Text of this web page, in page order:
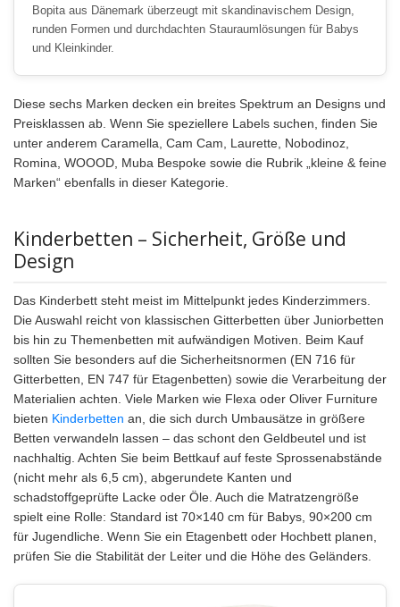
Bopita aus Dänemark überzeugt mit skandinavischem Design,
runden Formen und durchdachten Stauraumlösungen für Babys
und Kleinkinder.
Diese sechs Marken decken ein breites Spektrum an Designs und
Preisklassen ab. Wenn Sie speziellere Labels suchen, finden Sie
unter anderem Caramella, Cam Cam, Laurette, Nobodinoz,
Romina, WOOOD, Muba Bespoke sowie die Rubrik „kleine & feine
Marken“ ebenfalls in dieser Kategorie.
Kinderbetten – Sicherheit, Größe und
Design
Das Kinderbett steht meist im Mittelpunkt jedes Kinderzimmers.
Die Auswahl reicht von klassischen Gitterbetten über Juniorbetten
bis hin zu Themenbetten mit aufwändigen Motiven. Beim Kauf
sollten Sie besonders auf die Sicherheitsnormen (EN 716 für
Gitterbetten, EN 747 für Etagenbetten) sowie die Verarbeitung der
Materialien achten. Viele Marken wie Flexa oder Oliver Furniture
bieten Kinderbetten an, die sich durch Umbausätze in größere
Betten verwandeln lassen – das schont den Geldbeutel und ist
nachhaltig. Achten Sie beim Bettkauf auf feste Sprossenabstände
(nicht mehr als 6,5 cm), abgerundete Kanten und
schadstoffgeprüfte Lacke oder Öle. Auch die Matratzengröße
spielt eine Rolle: Standard ist 70×140 cm für Babys, 90×200 cm
für Jugendliche. Wenn Sie ein Etagenbett oder Hochbett planen,
prüfen Sie die Stabilität der Leiter und die Höhe des Geländers.